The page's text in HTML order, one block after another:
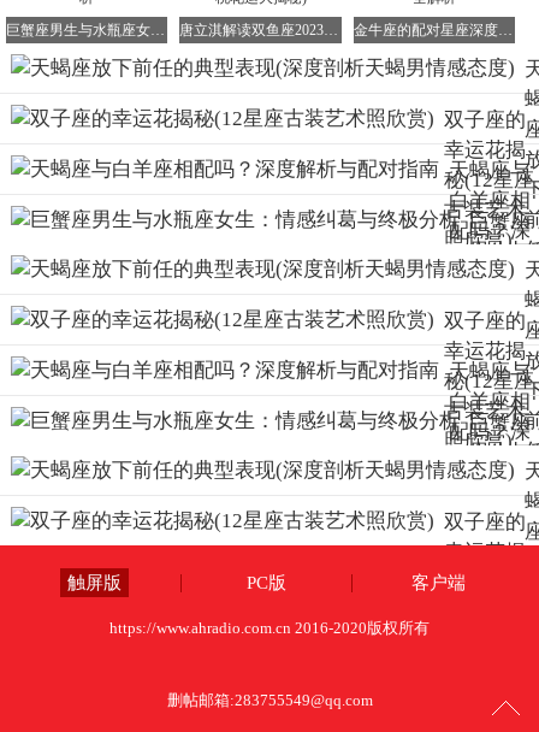
金牛座的配对星座深度剖析 金牛座配对指数全解析
(
双子座的
幸运花揭
秘(12星座
古装艺术
照欣赏)
天蝎座与
白羊座相
配吗？深
度解析与
配对指南
巨蟹座
男生与
水瓶座
女生：
情感纠
葛与终
极分析
双子座的
幸运花揭
秘(12星座
古装艺术
照欣赏)
天蝎座与
白羊座相
配吗？深
度解析与
配对指南
巨蟹座
男生与
水瓶座
女生：
情感纠
双子座的
幸运花揭
秘(12星座
触屏版 PC版 客户端
https://www.ahradio.com.cn 2016-2020版权所有
删帖邮箱:283755549@qq.com